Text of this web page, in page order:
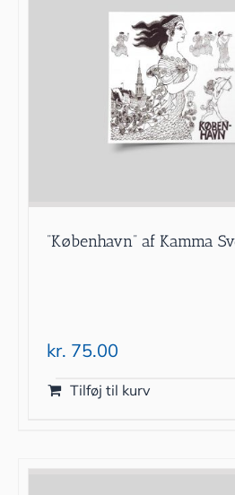
”København” af Kamma
kr. 75.00
Tilføj til kurv